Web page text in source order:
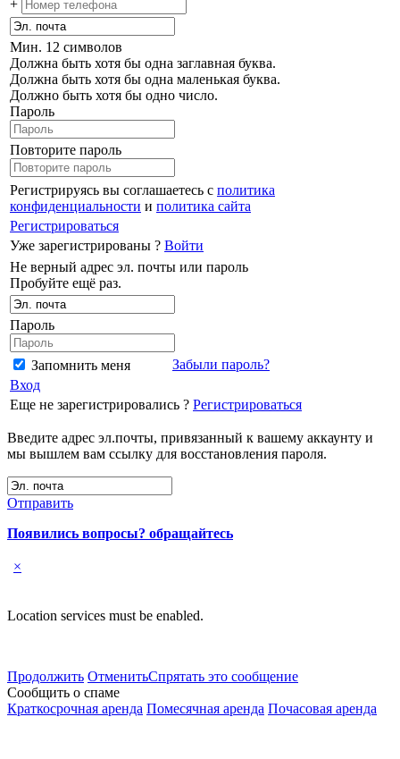
+
Мин. 12 символов
Должна быть хотя бы одна заглавная буква.
Должна быть хотя бы одна маленькая буква.
Должно быть хотя бы одно число.
Пароль
Повторите пароль
Регистрируясь вы соглашаетесь с политика
конфиденциальности и политика сайта
Регистрироваться
Уже зарегистрированы ? Войти
Не верный адрес эл. почты или пароль
Пробуйте ещё раз.
Пароль
Запомнить меня
Забыли пароль?
Вход
Еще не зарегистрировались ? Регистрироваться
Введите адрес эл.почты, привязанный к вашему аккаунту и
мы вышлем вам ссылку для восстановления пароля.
Отправить
Появились вопросы? обращайтесь
×
Location services must be enabled.
Продолжить ОтменитьСпрятать это сообщение
Сообщить о спаме
Краткосрочная аренда Помесячная аренда Почасовая аренда